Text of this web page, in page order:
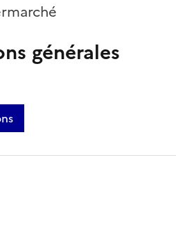
générales